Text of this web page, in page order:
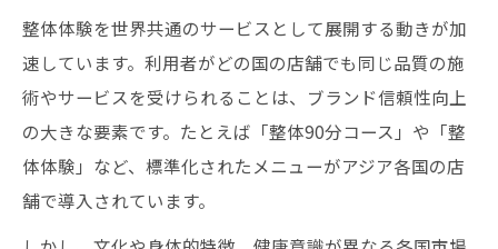
整体体験を世界共通のサービスとして展開する動きが加
速しています。利用者がどの国の店舗でも同じ品質の施
術やサービスを受けられることは、ブランド信頼性向上
の大きな要素です。たとえば「整体90分コース」や「整
体体験」など、標準化されたメニューがアジア各国の店
舗で導入されています。